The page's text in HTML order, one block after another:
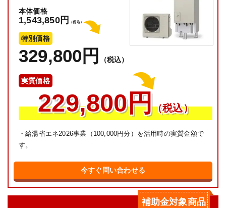
補助金対象商品
本体価格
1,543,850円 （税込）
特別価格
329,800円 （税込）
実質価格
229,800円（税込）
・給湯省エネ2026事業（100,000円分）を活用時の実質金額で
す。
今すぐ問い合わせる